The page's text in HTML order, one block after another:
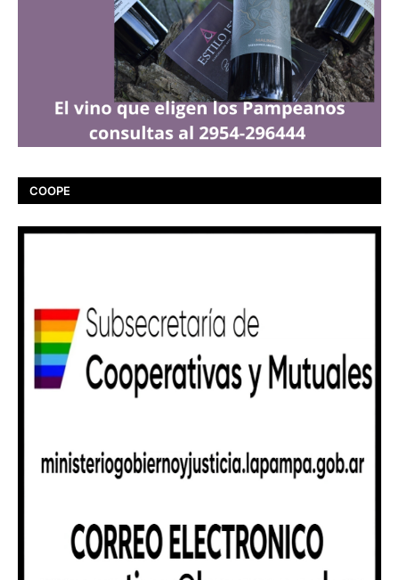
COOPE